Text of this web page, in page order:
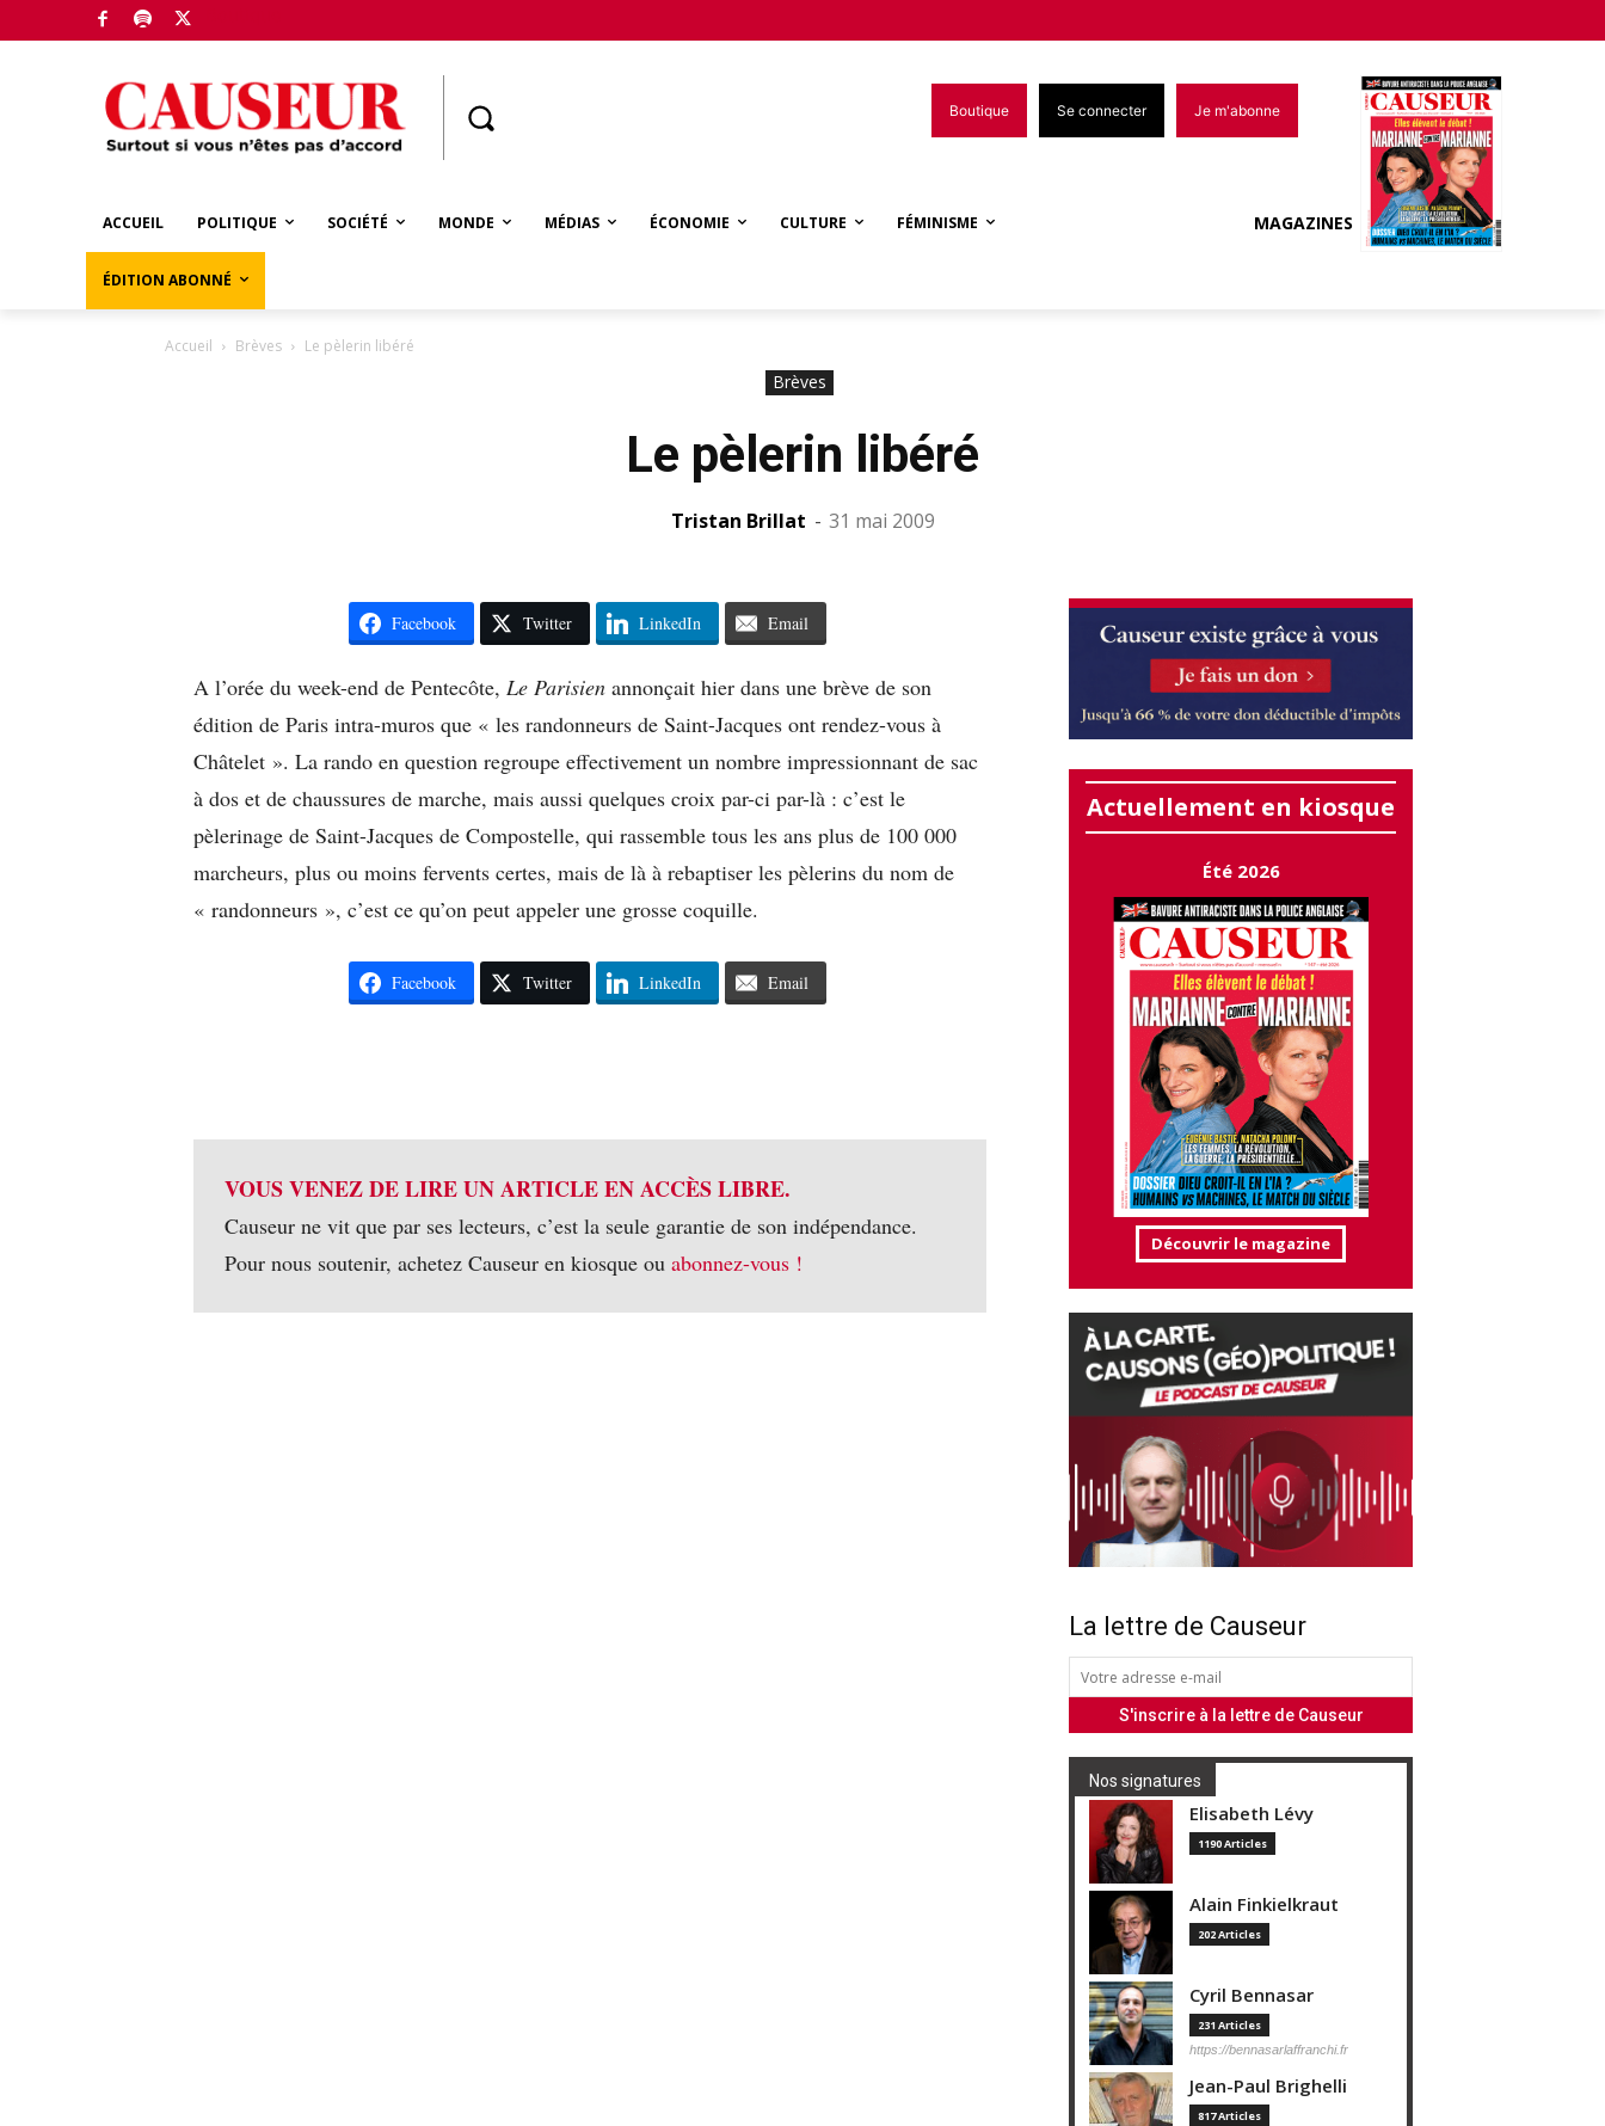
Boutique Se connecter Je m'abonne
ACCUEIL POLITIQUE SOCIÉTÉ MONDE MÉDIAS ÉCONOMIE CULTURE FÉMINISME
ÉDITION ABONNÉ
MAGAZINES
Accueil Brèves Le pèlerin libéré
Brèves
Le pèlerin libéré
Tristan Brillat - 31 mai 2009
Facebook Twitter LinkedIn Email
A l’orée du week-end de Pentecôte, Le Parisien annonçait hier dans une brève de son
édition de Paris intra-muros que « les randonneurs de Saint-Jacques ont rendez-vous à
Châtelet ». La rando en question regroupe effectivement un nombre impressionnant de sac
à dos et de chaussures de marche, mais aussi quelques croix par-ci par-là : c’est le
pèlerinage de Saint-Jacques de Compostelle, qui rassemble tous les ans plus de 100 000
marcheurs, plus ou moins fervents certes, mais de là à rebaptiser les pèlerins du nom de
« randonneurs », c’est ce qu’on peut appeler une grosse coquille.
Facebook Twitter LinkedIn Email
VOUS VENEZ DE LIRE UN ARTICLE EN ACCÈS LIBRE.
Causeur ne vit que par ses lecteurs, c’est la seule garantie de son indépendance.
Pour nous soutenir, achetez Causeur en kiosque ou abonnez-vous !
Actuellement en kiosque
Été 2026
Découvrir le magazine
La lettre de Causeur
Nos signatures
Elisabeth Lévy
1190 Articles
Alain Finkielkraut
202 Articles
Cyril Bennasar
231 Articles
https://bennasarlaffranchi.fr
Jean-Paul Brighelli
817 Articles